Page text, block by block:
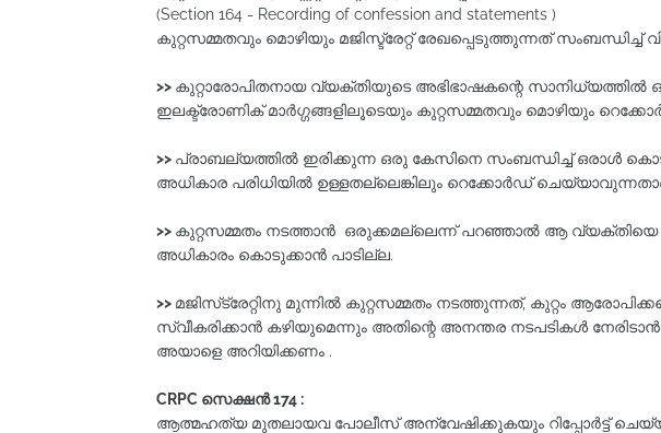
(Section 164 - Recording of confession and statements )
കുറ്റസമ്മതവും മൊഴിയും മജിസ്ട്രേറ്റ്‌ രേഖപ്പെടുത്തുന്നത്‌ സംബന്ധിച്ച്‌
>> കുറ്റാരോപിതനായ വ്യക്തിയുടെ അഭിഭാഷകന്റെ
ഇലക്ട്രോണിക് മാർഗ്ഗങ്ങളിലൂടെയും കുറ്റസമ്മതവും മൊഴിയും
>> പ്രാബല്യത്തില്‍ ഇരിക്കുന്ന ഒരു കേസിനെ സംബന്ധിച്ച്‌ ഒരാള്‍
അധികാര പരിധിയില്‍ ഉള്ളതല്ലെങ്കിലും റെക്കോർഡ്
>> കുറ്റസമ്മതം നടത്താൻ ഒരുക്കമല്ലെന്ന്‌ പറഞ്ഞാല്‍ ആ വ്യക്തിയെ
അധികാരം കൊടുക്കാന്‍ പാടില്ല.
>> മജിസ്‌ട്രേറ്റിനു മുന്നിൽ കുറ്റസമ്മതം നടത്തുന്നത്, കുറ്റം
സ്വീകരിക്കാൻ കഴിയുമെന്നും അതിന്റെ അനന്തര നടപടികള്‍
അയാളെ അറിയിക്കണം .
CRPC സെക്ഷൻ 174 :
ആത്മഹത്യ മുതലായവ പോലീസ്‌ അന്വേഷിക്കുകയും റിപ്പോർട്ട്‌